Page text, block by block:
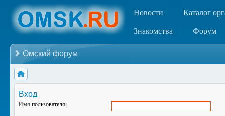
Новости Каталог
Знакомства Форум
Омский форум
Вход
Имя пользователя: